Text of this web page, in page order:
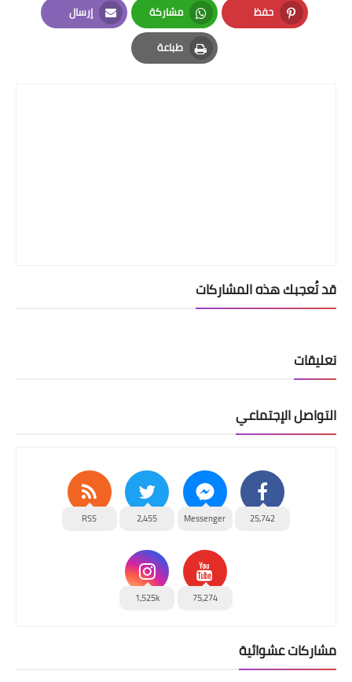
حفظ
Pinterest
مشاركة
Whatsapp
إرسال
Email
طباعة
Print
قد تُعجبك هذه المشاركات
تعليقات
التواصل الإجتماعي
25,742
Messenger
2,455
RSS
75,274
1,525k
مشاركات عشوائية